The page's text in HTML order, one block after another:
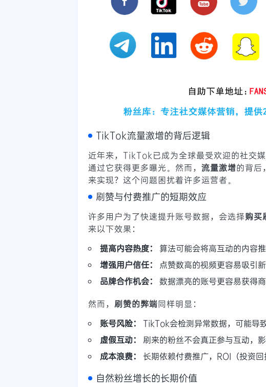
TikTok流量激增的背后逻辑
近年来，TikTok已成为全球最受欢迎的社交
通过它获得更多曝光。然而， 流量激增的背后
来实现？这个问题困扰着许多运营者。
刷赞与付费推广的短期效应
许多用户为了快速提升账号数据，会选择购买
来以下效果：
提高内容热度：
算法可能会将高互动的内容推
增强用户信任：
点赞数高的视频更容易吸引新
品牌合作机会：
数据漂亮的账号更容易获得商
然而， 刷赞的弊端同样明显：
账号风险：
TikTok会检测异常数据，可能导
虚假互动：
刷来的粉丝不会真正参与互动，影
成本浪费：
长期依赖付费推广，ROI（投资回
自然粉丝增长的长期价值